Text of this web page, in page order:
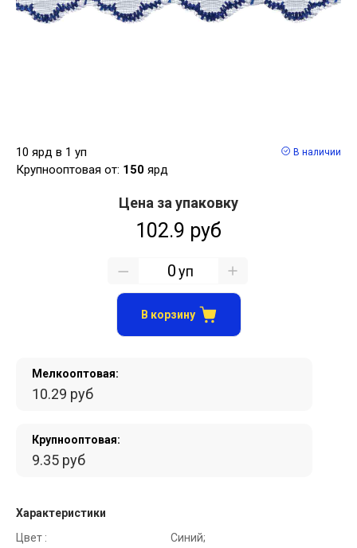
10 ярд в 1 уп
Крупнооптовая от: 150 ярд
В наличии
Мелкооптовая:
10.29 руб
Крупнооптовая:
9.35 руб
Характеристики
Цвет :
Синий;
Цена за упаковку
102.9 руб
уп
В корзину